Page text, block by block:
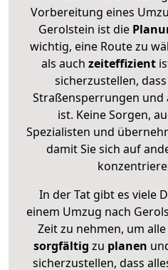
Vorbereitung eines
Gerolstein ist die
wichtig, eine Route zu
als auch zeiteffizient
sicherzustellen,
Straßensperrungen und
ist. Keine Sorgen,
Spezialisten und
damit Sie sich auf
In der Tat gibt es viele
einem Umzug nach
Zeit zu nehmen, um
sorgfältig zu planen
sicherzustellen, dass